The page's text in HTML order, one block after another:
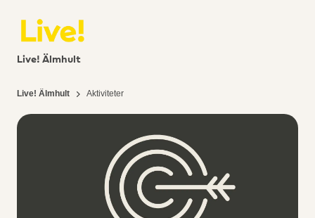
Live! Älmhult
Live! Älmhult Aktiviteter